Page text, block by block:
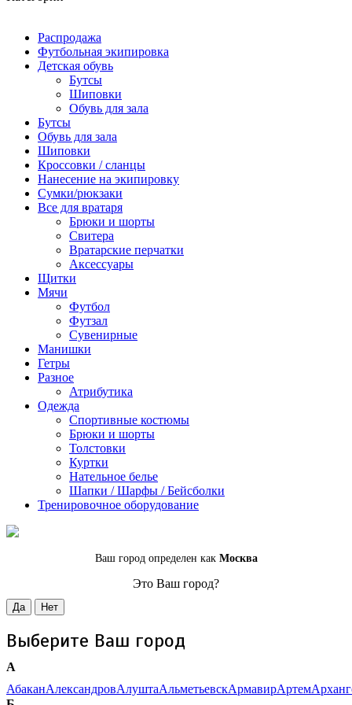
Распродажа
Футбольная экипировка
Детская обувь
Бутсы
Шиповки
Обувь для зала
Бутсы
Обувь для зала
Шиповки
Кроссовки / сланцы
Нанесение на экипировку
Сумки/рюкзаки
Все для вратаря
Брюки и шорты
Cвитера
Вратарские перчатки
Аксессуары
Щитки
Мячи
Футбол
Футзал
Сувенирные
Манишки
Гетры
Разное
Атрибутика
Одежда
Спортивные костюмы
Брюки и шорты
Толстовки
Куртки
Нательное белье
Шапки / Шарфы / Бейсболки
Тренировочное оборудование
Ваш город определен как Москва
Это Ваш город?
Да Нет
Выберите Ваш город
А
АбаканАлександровАлуштаАльметьевскАрмавирАртем